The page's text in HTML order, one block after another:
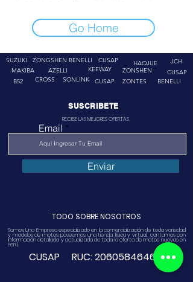
Go Home
SUZUKI
ZONGSHEN
MAKIBA
AZELLI
BENELLI
CUSAP
KEEWAY
B52
CROSS SONLINK CUSAP
HAOJUE
JCH
ZONSHEN
ZONTES
CUSAP
BENELLI
SUSCRIBETE
RECIBE LAS MEJORES OFERTAS
Email
Enviar
TODO SOBRE NOSOTROS
Somos Una Empresa especializado en la comercialización de toda variedad
y modelos de motos, poseemos una tienda física y virtual. contamos con
información detallada y actualizada de toda la oferta de motos nuevas en
Perú.
CUSAP RUC:20605846468